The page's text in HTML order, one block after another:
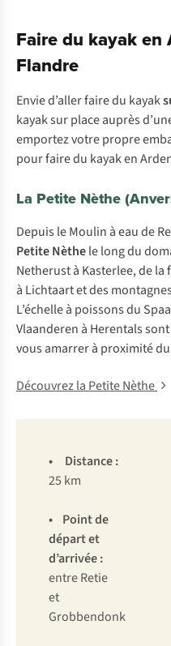
Faire du kayak en
Flandre
Envie d’aller faire du kayak
kayak sur place auprès
emportez votre propre
pour faire du kayak en
La Petite Nèthe
Depuis le Moulin à eau de
Petite Nèthele long du
Netherust à Kasterlee, de
à Lichtaart et des
L’échelle à poissons du
Vlaanderen à Herentals
vous amarrer à proximité
Découvrez la Petite Nèthe
• Distance:
25 km
• Point de
départ et
d’arrivée:
entre Retie
et
Grobbendonk